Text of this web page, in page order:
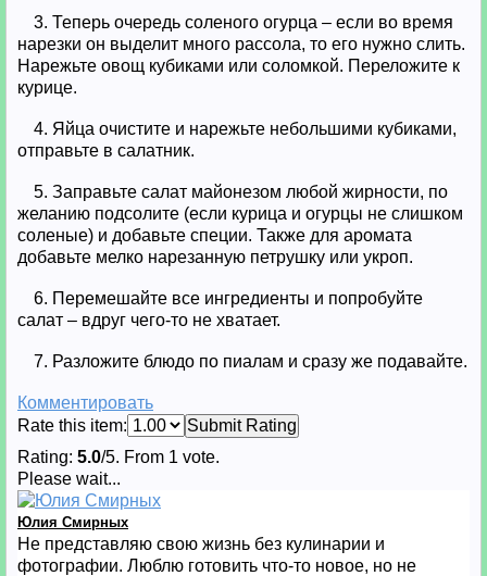
3. Теперь очередь соленого огурца – если во время
нарезки он выделит много рассола, то его нужно слить.
Нарежьте овощ кубиками или соломкой. Переложите к
курице.
4. Яйца очистите и нарежьте небольшими кубиками,
отправьте в салатник.
5. Заправьте салат майонезом любой жирности, по
желанию подсолите (если курица и огурцы не слишком
соленые) и добавьте специи. Также для аромата
добавьте мелко нарезанную петрушку или укроп.
6. Перемешайте все ингредиенты и попробуйте
салат – вдруг чего-то не хватает.
7. Разложите блюдо по пиалам и сразу же подавайте.
Комментировать
Rate this item:
Submit Rating
Rating: 5.0/5. From 1 vote.
Please wait...
Юлия Смирных
Не представляю свою жизнь без кулинарии и
фотографии. Люблю готовить что-то новое, но не